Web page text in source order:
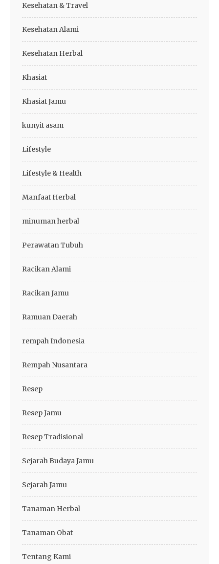
Kesehatan & Travel
Kesehatan Alami
Kesehatan Herbal
Khasiat
Khasiat Jamu
kunyit asam
Lifestyle
Lifestyle & Health
Manfaat Herbal
minuman herbal
Perawatan Tubuh
Racikan Alami
Racikan Jamu
Ramuan Daerah
rempah Indonesia
Rempah Nusantara
Resep
Resep Jamu
Resep Tradisional
Sejarah Budaya Jamu
Sejarah Jamu
Tanaman Herbal
Tanaman Obat
Tentang Kami